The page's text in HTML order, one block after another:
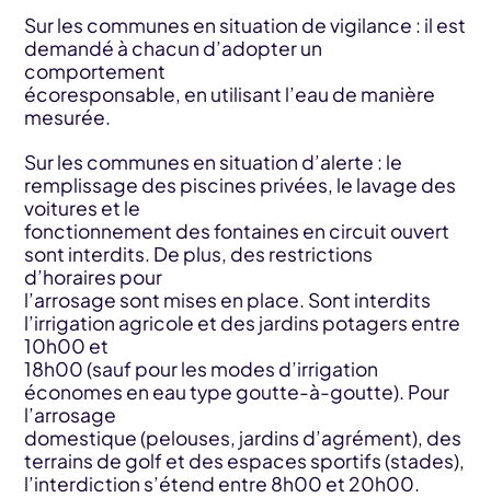
Sur les communes en situation de vigilance : il est
demandé à chacun d’adopter un
comportement
écoresponsable, en utilisant l’eau de manière
mesurée.
Sur les communes en situation d’alerte : le
remplissage des piscines privées, le lavage des
voitures et le
fonctionnement des fontaines en circuit ouvert
sont interdits. De plus, des restrictions
d’horaires pour
l’arrosage sont mises en place. Sont interdits
l’irrigation agricole et des jardins potagers entre
10h00 et
18h00 (sauf pour les modes d’irrigation
économes en eau type goutte-à-goutte). Pour
l’arrosage
domestique (pelouses, jardins d’agrément), des
terrains de golf et des espaces sportifs (stades),
l’interdiction s’étend entre 8h00 et 20h00.